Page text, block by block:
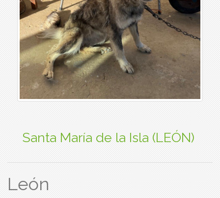
Santa María de la Isla (LEÓN)
León